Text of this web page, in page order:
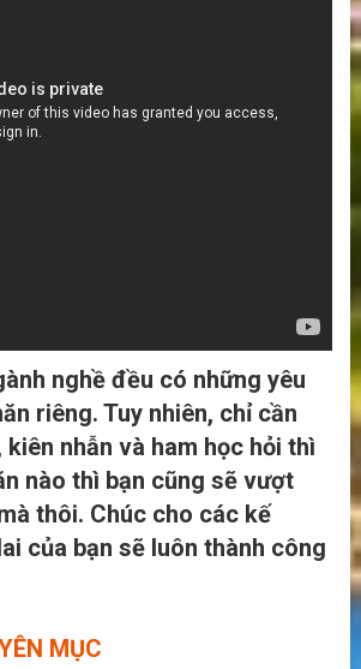
nghề đều có những yêu
riêng. Tuy nhiên, chỉ cần
kiên nhẫn và ham học hỏi thì
nào thì bạn cũng sẽ vượt
thôi. Chúc cho các kế
của bạn sẽ luôn thành công
MỤC